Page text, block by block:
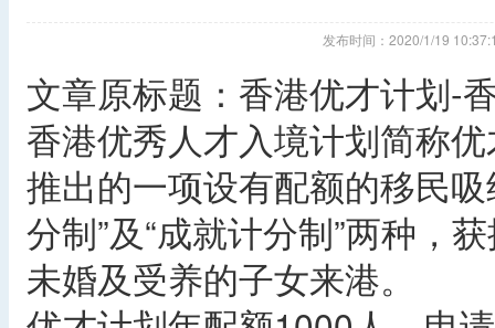
发布时间：2020/1/19
文章原标题：香港优才计划-
香港优秀人才入境计划简称
推出的一项设有配额的移民
分制”及“成就计分制”两种，
未婚及受养的子女来港。